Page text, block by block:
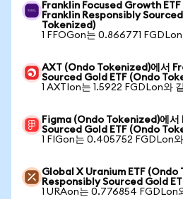
Franklin Focused Growth
Franklin Responsibly
Tokenized)
1 FFOGon는 0.866771
AXT (Ondo Tokenized)에서
Sourced Gold ETF (Ondo
1 AXTIon는 1.5922 FGDLon와
Figma (Ondo Tokenized)에
Sourced Gold ETF (Ondo
1 FIGon는 0.405752 FGDLon
Global X Uranium ETF
Responsibly Sourced Gold
1 URAon는 0.776854 FGDLon